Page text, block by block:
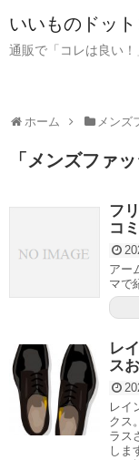
いいものドッ
通販で「コレは良い！
ホーム メンズ
「 メンズファ
フ
コ
アー
マで
レ
ス
レイ
クス
ラス
しま